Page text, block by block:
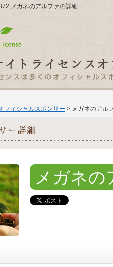
メガネのアルファの詳細
フィシャルスポンサー > メガネのアル
メガネの